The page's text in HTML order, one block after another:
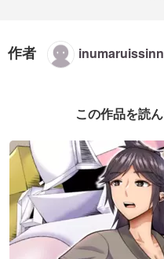
作者 inumaruissinn
この作品を読